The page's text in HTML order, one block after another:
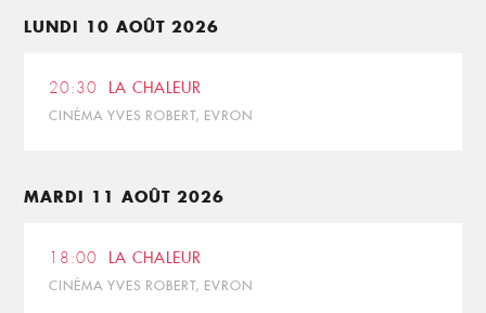
LUNDI 10 AOÛT 2026
20:30 LA CHALEUR
CINÉMA YVES ROBERT, EVRON
MARDI 11 AOÛT 2026
18:00 LA CHALEUR
CINÉMA YVES ROBERT, EVRON